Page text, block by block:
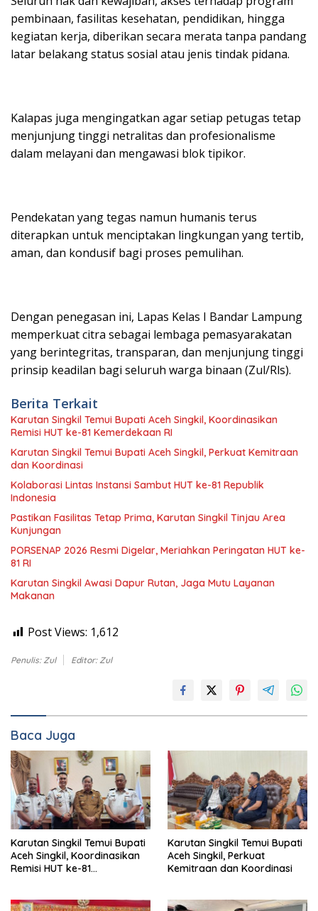
pembinaan, fasilitas kesehatan, pendidikan, hingga
kegiatan kerja, diberikan secara merata tanpa pandang
latar belakang status sosial atau jenis tindak pidana.
Kalapas juga mengingatkan agar setiap petugas tetap
menjunjung tinggi netralitas dan profesionalisme
dalam melayani dan mengawasi blok tipikor.
Pendekatan yang tegas namun humanis terus
diterapkan untuk menciptakan lingkungan yang tertib,
aman, dan kondusif bagi proses pemulihan.
Dengan penegasan ini, Lapas Kelas I Bandar Lampung
memperkuat citra sebagai lembaga pemasyarakatan
yang berintegritas, transparan, dan menjunjung tinggi
prinsip keadilan bagi seluruh warga binaan (Zul/Rls).
Berita Terkait
Karutan Singkil Temui Bupati Aceh Singkil, Koordinasikan
Remisi HUT ke-81 Kemerdekaan RI
Karutan Singkil Temui Bupati Aceh Singkil, Perkuat Kemitraan
dan Koordinasi
Kolaborasi Lintas Instansi Sambut HUT ke-81 Republik
Indonesia
Pastikan Fasilitas Tetap Prima, Karutan Singkil Tinjau Area
Kunjungan
PORSENAP 2026 Resmi Digelar, Meriahkan Peringatan HUT ke-
81 RI
Karutan Singkil Awasi Dapur Rutan, Jaga Mutu Layanan
Makanan
Post Views: 1,612
Penulis: Zul Editor: Zul
Baca Juga
Karutan Singkil Temui Bupati
Aceh Singkil, Koordinasikan
Remisi HUT ke-81
Karutan Singkil Temui Bupati
Aceh Singkil, Perkuat
Kemitraan dan Koordinasi